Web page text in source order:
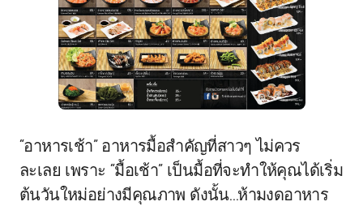
“อาหารเช้า” อาหารมื้อสำคัญที่สาวๆ ไม่ควร
ละเลย เพราะ “มื้อเช้า” เป็นมื้อที่จะทำให้คุณได้เริ่ม
ต้นวันใหม่อย่างมีคุณภาพ ดังนั้น…ห้ามงดอาหาร